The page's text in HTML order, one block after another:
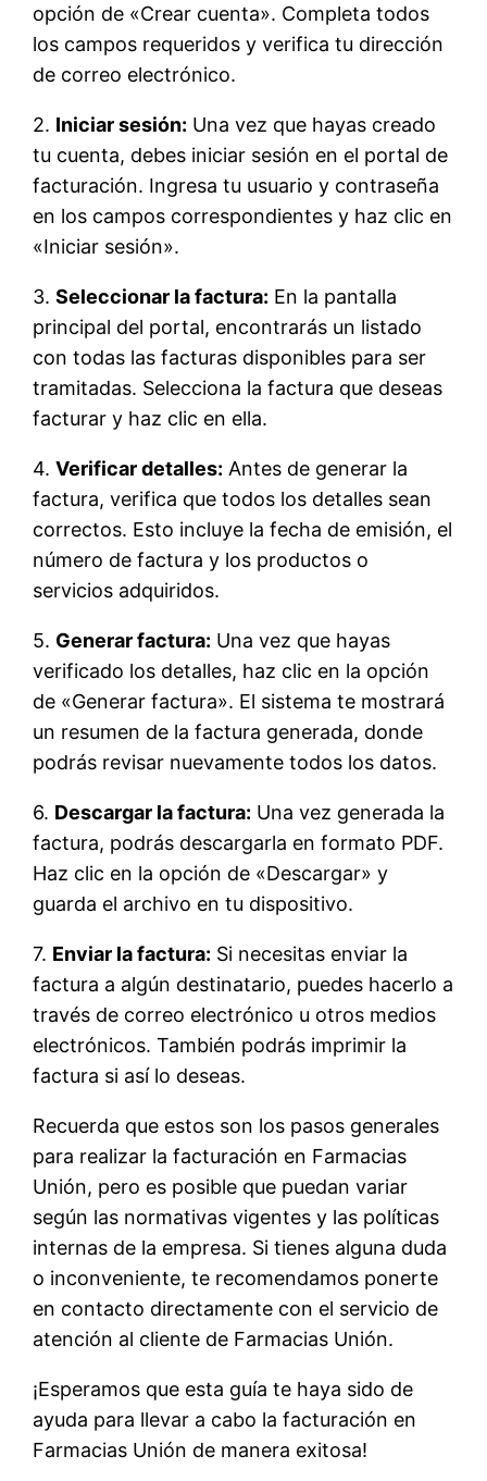
opción de «Crear cuenta». Completa todos
los campos requeridos y verifica tu dirección
de correo electrónico.
2. Iniciar sesión: Una vez que hayas creado
tu cuenta, debes iniciar sesión en el portal de
facturación. Ingresa tu usuario y contraseña
en los campos correspondientes y haz clic en
«Iniciar sesión».
3.Seleccionar la factura: En la pantalla
principal del portal, encontrarás un listado
con todas las facturas disponibles para ser
tramitadas. Selecciona la factura que deseas
facturar y haz clic en ella.
4.Verificar detalles: Antes de generar la
factura, verifica que todos los detalles sean
correctos. Esto incluye la fecha de emisión, el
número de factura y los productos o
servicios adquiridos.
5. Generar factura: Una vez que hayas
verificado los detalles, haz clic en la opción
de «Generar factura». El sistema te mostrará
un resumen de la factura generada, donde
podrás revisar nuevamente todos los datos.
6. Descargar la factura: Una vez generada la
factura, podrás descargarla en formato PDF.
Haz clic en la opción de «Descargar» y
guarda el archivo en tu dispositivo.
7. Enviar la factura: Si necesitas enviar la
factura a algún destinatario, puedes hacerlo a
través de correo electrónico u otros medios
electrónicos. También podrás imprimir la
factura si así lo deseas.
Recuerda que estos son los pasos generales
para realizar la facturación en Farmacias
Unión, pero es posible que puedan variar
según las normativas vigentes y las políticas
internas de la empresa. Si tienes alguna duda
o inconveniente, te recomendamos ponerte
en contacto directamente con el servicio de
atención al cliente de Farmacias Unión.
¡Esperamos que esta guía te haya sido de
ayuda para llevar a cabo la facturación en
Farmacias Unión de manera exitosa!